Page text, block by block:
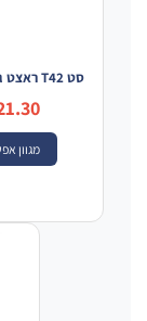
₪221.30
מגוון אפשרויות